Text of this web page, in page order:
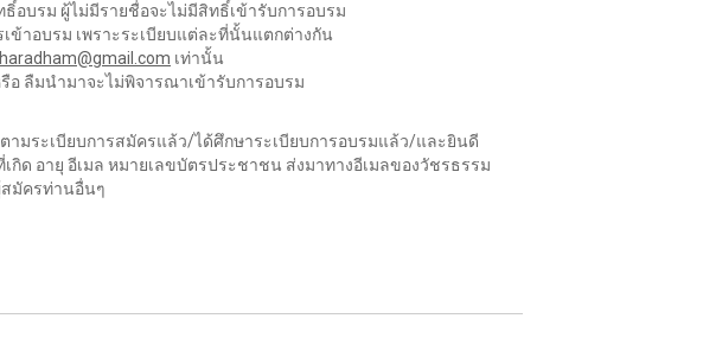
อบรม ผู้ไม่มีรายชื่อจะไม่มีสิทธิ์เข้ารับการอบรม
ข้าอบรม เพราะระเบียบแต่ละที่นั้นแตกต่างกัน
เท่านั้น
อ ลืมนำมาจะไม่พิจารณาเข้ารับการอบรม
มระเบียบการสมัครแล้ว/ได้ศึกษาระเบียบการอบรมแล้ว/และยินดี
ด อายุ อีเมล หมายเลขบัตรประชาชน ส่งมาทางอีเมลของวัชรธรรม
มัครท่านอื่นๆ